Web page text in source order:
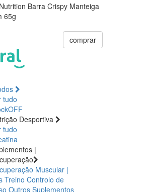
Barra Crispy Manteiga
65g
comprar
tudo
Desportiva
tudo
|
Muscular |
Treino Controlo de
Outros Suplementos